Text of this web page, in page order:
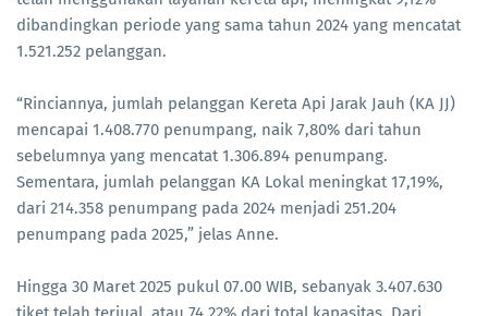
dibandingkan periode yang sama tahun 2024 yang mencatat
1.521.252 pelanggan.
“Rinciannya, jumlah pelanggan Kereta Api Jarak Jauh (KA JJ)
mencapai 1.408.770 penumpang, naik 7,80% dari tahun
sebelumnya yang mencatat 1.306.894 penumpang.
Sementara, jumlah pelanggan KA Lokal meningkat 17,19%,
dari 214.358 penumpang pada 2024 menjadi 251.204
penumpang pada 2025,” jelas Anne.
Hingga 30 Maret 2025 pukul 07.00 WIB, sebanyak 3.407.630